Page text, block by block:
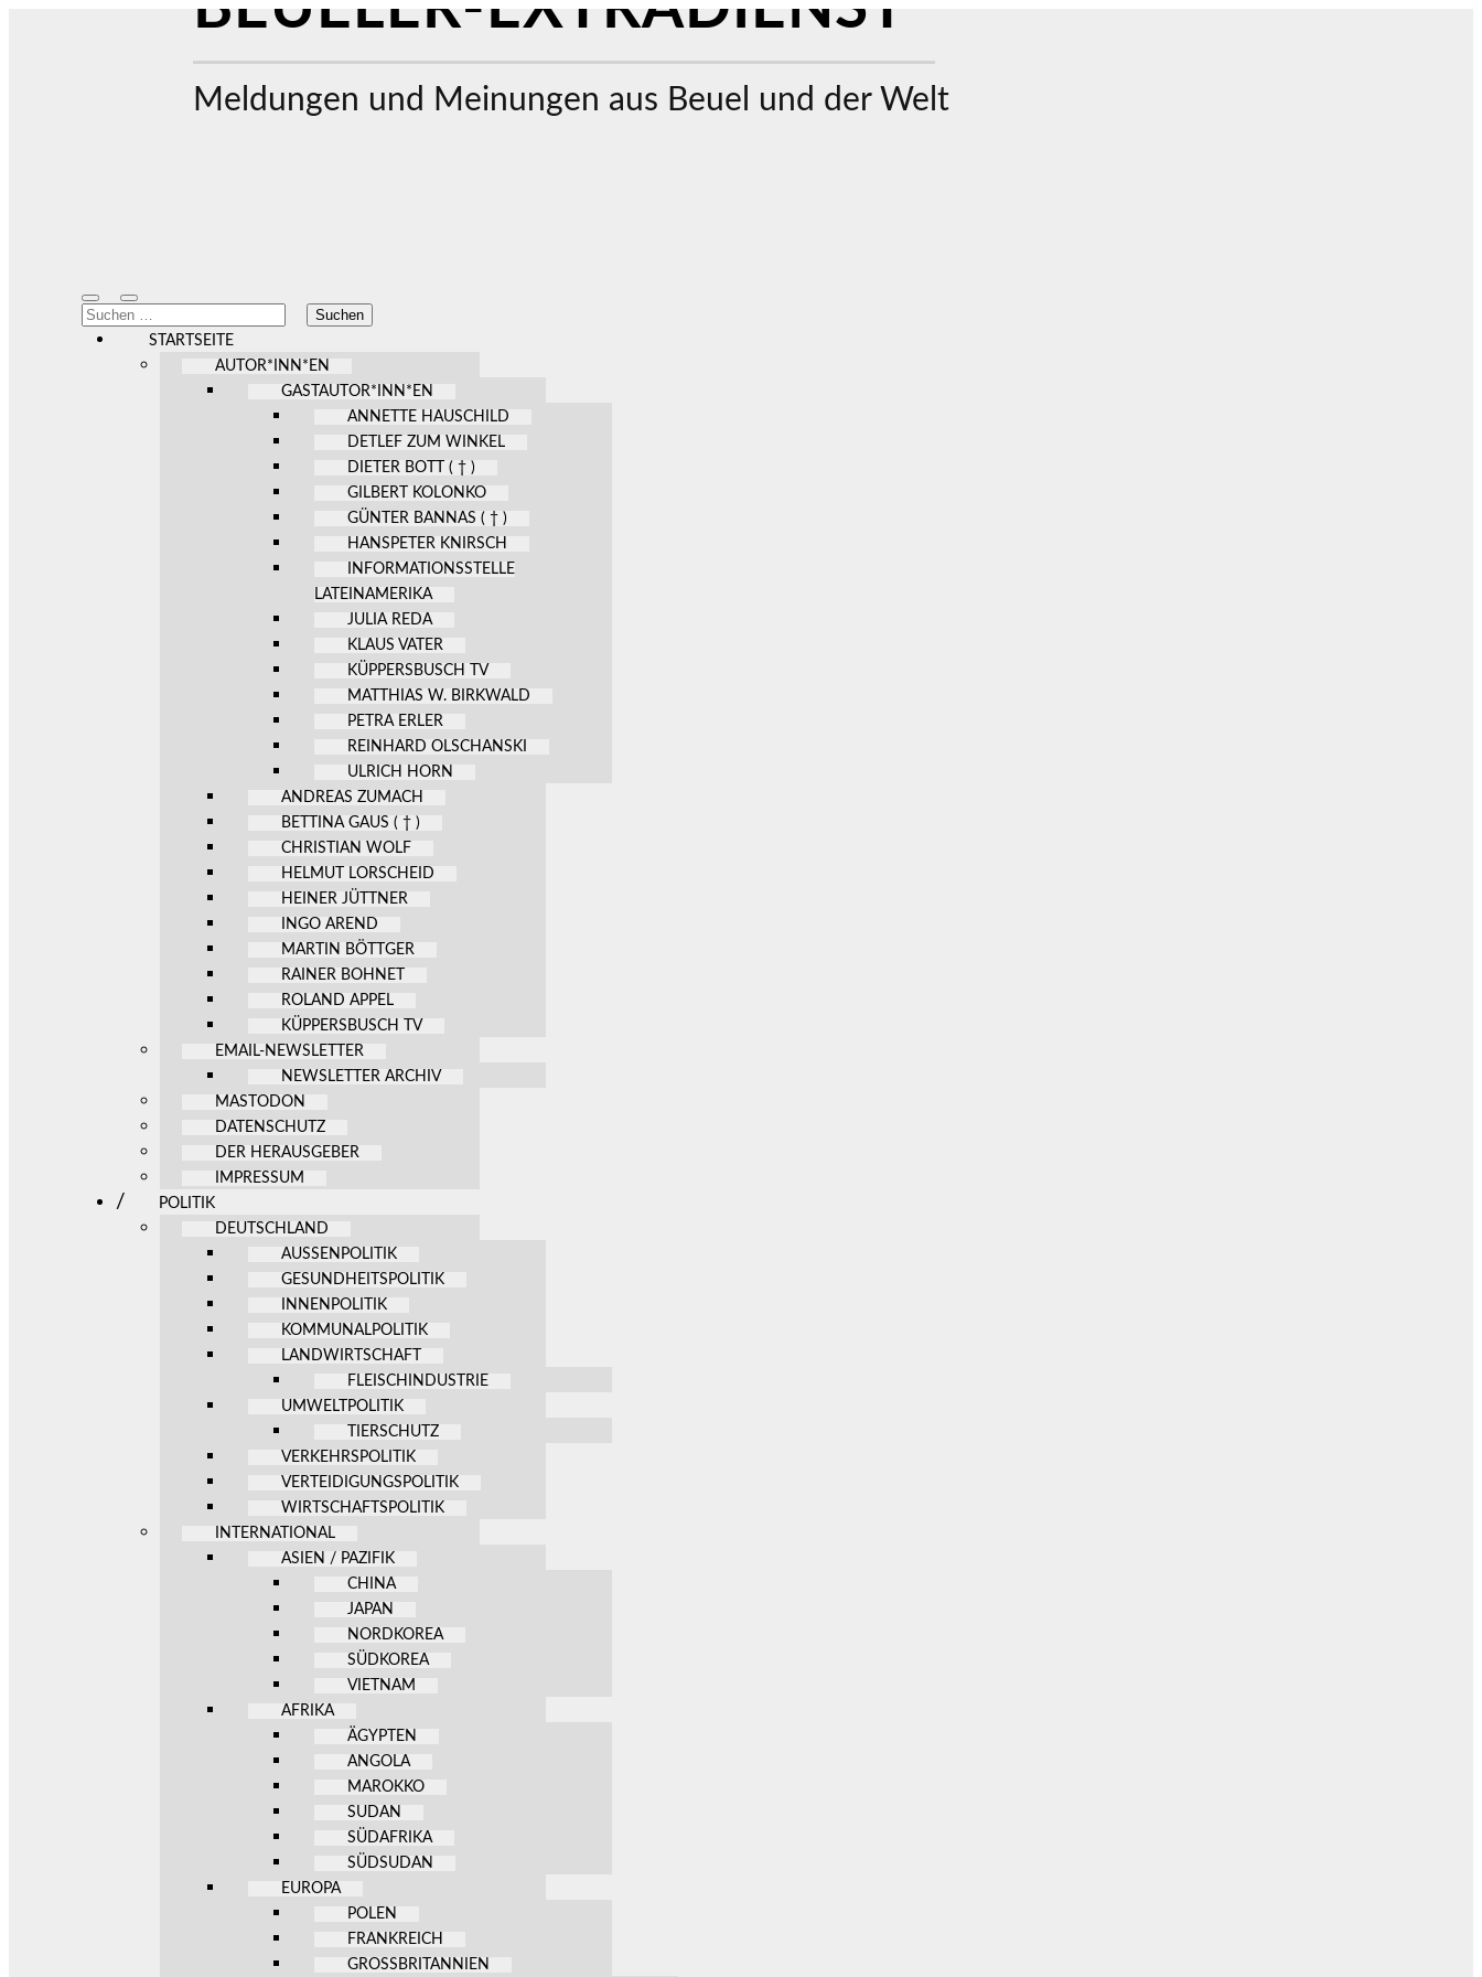
Meldungen und Meinungen aus Beuel und der Welt
Mobile-
Menü
ein-/ausblenden
Suchfeld
ein-/ausblenden
Suchen
nach:
STARTSEITE
AUTOR*INN*EN
GASTAUTOR*INN*EN
ANNETTE HAUSCHILD
DETLEF ZUM WINKEL
DIETER BOTT ( † )
GILBERT KOLONKO
GÜNTER BANNAS ( † )
HANSPETER KNIRSCH
INFORMATIONSSTELLE
LATEINAMERIKA
JULIA REDA
KLAUS VATER
KÜPPERSBUSCH TV
MATTHIAS W. BIRKWALD
PETRA ERLER
REINHARD OLSCHANSKI
ULRICH HORN
ANDREAS ZUMACH
BETTINA GAUS ( † )
CHRISTIAN WOLF
HELMUT LORSCHEID
HEINER JÜTTNER
INGO AREND
MARTIN BÖTTGER
RAINER BOHNET
ROLAND APPEL
KÜPPERSBUSCH TV
EMAIL-NEWSLETTER
NEWSLETTER ARCHIV
MASTODON
DATENSCHUTZ
DER HERAUSGEBER
IMPRESSUM
POLITIK
DEUTSCHLAND
AUSSENPOLITIK
GESUNDHEITSPOLITIK
INNENPOLITIK
KOMMUNALPOLITIK
LANDWIRTSCHAFT
FLEISCHINDUSTRIE
UMWELTPOLITIK
TIERSCHUTZ
VERKEHRSPOLITIK
VERTEIDIGUNGSPOLITIK
WIRTSCHAFTSPOLITIK
INTERNATIONAL
ASIEN / PAZIFIK
CHINA
JAPAN
NORDKOREA
SÜDKOREA
VIETNAM
AFRIKA
ÄGYPTEN
ANGOLA
MAROKKO
SUDAN
SÜDAFRIKA
SÜDSUDAN
EUROPA
POLEN
FRANKREICH
GROSSBRITANNIEN